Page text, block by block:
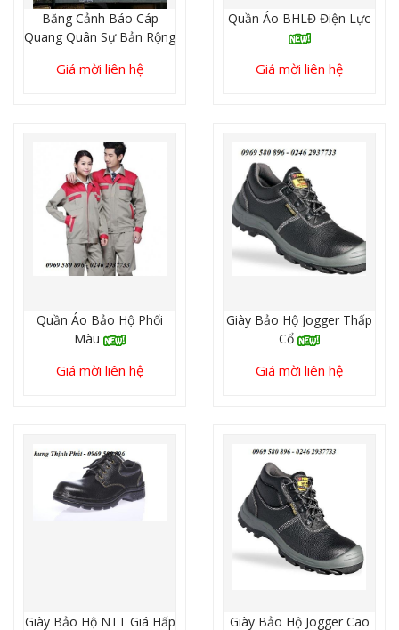
Băng Cảnh Báo Cáp
Quang Quân Sự Bản Rộng
Giá mời liên hệ
Quần Áo BHLĐ Điện Lực
Giá mời liên hệ
Quần Áo Bảo Hộ Phối
Màu
Giá mời liên hệ
Giày Bảo Hộ Jogger Thấp
Cổ
Giá mời liên hệ
Giày Bảo Hộ NTT Giá Hấp
Giày Bảo Hộ Jogger Cao